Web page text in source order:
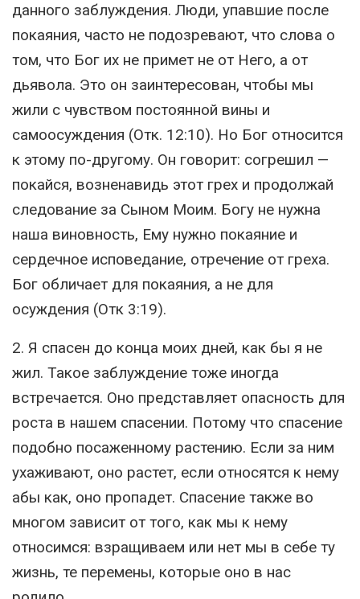
данного заблуждения. Люди, упавшие после
покаяния, часто не подозревают, что слова о
том, что Бог их не примет не от Него, а от
дьявола. Это он заинтересован, чтобы мы
жили с чувством постоянной вины и
самоосуждения (Отк. 12:10). Но Бог относится
к этому по-другому. Он говорит: согрешил —
покайся, возненавидь этот грех и продолжай
следование за Сыном Моим. Богу не нужна
наша виновность, Ему нужно покаяние и
сердечное исповедание, отречение от греха.
Бог обличает для покаяния, а не для
осуждения (Отк 3:19).
2. Я спасен до конца моих дней, как бы я не
жил. Такое заблуждение тоже иногда
встречается. Оно представляет опасность для
роста в нашем спасении. Потому что спасение
подобно посаженному растению. Если за ним
ухаживают, оно растет, если относятся к нему
абы как, оно пропадет. Спасение также во
многом зависит от того, как мы к нему
относимся: взращиваем или нет мы в себе ту
жизнь, те перемены, которые оно в нас